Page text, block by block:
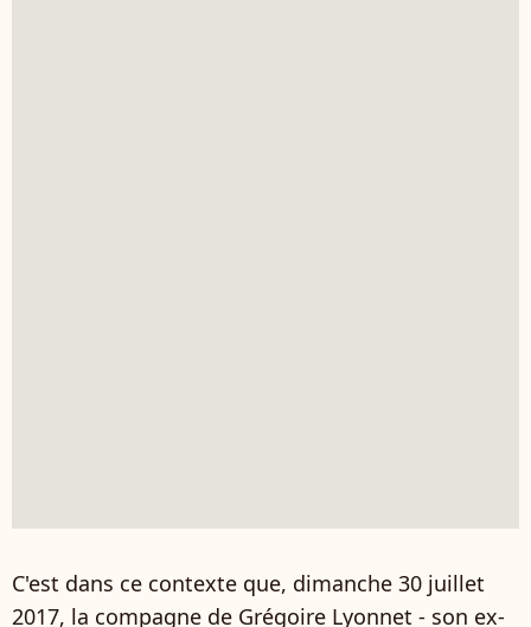
C'est dans ce contexte que, dimanche 30 juillet
2017, la compagne de Grégoire Lyonnet - son ex-